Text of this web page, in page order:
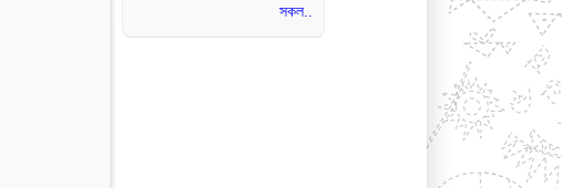
সকল..